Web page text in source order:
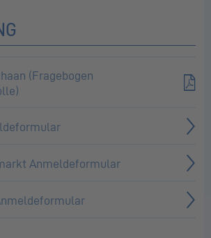
(Fragebogen
Anmeldeformular